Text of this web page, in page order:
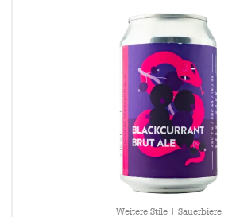
Weitere Stile | Sauerbiere